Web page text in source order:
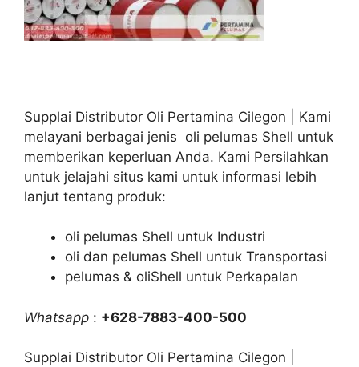
Supplai Distributor Oli Pertamina Cilegon | Kami
melayani berbagai jenis oli pelumas Shell untuk
memberikan keperluan Anda. Kami Persilahkan
untuk jelajahi situs kami untuk informasi lebih
lanjut tentang produk:
oli pelumas Shell untuk Industri
oli dan pelumas Shell untuk Transportasi
pelumas & oliShell untuk Perkapalan
Whatsapp : +628-7883-400-500
Supplai Distributor Oli Pertamina Cilegon |